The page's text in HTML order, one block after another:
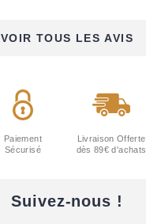
VOIR TOUS LES AVIS
Paiement
Sécurisé
Livraison Offerte
dès 89€ d'achats
Suivez-nous !